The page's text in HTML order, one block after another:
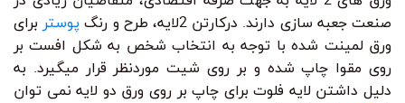
صنعت جعبه سازی دارند. درکارتن 2‌لایه، طرح و رنگ
پوستر برای
ورق لمینت شده با توجه به انتخاب شخص به شکل افست بر
روی مقوا چاپ شده و بر روی شیت موردنظر قرار میگیرد. به
دلیل داشتن لایه فلوت برای چاپ بر روی ورق دو لایه نمی توان